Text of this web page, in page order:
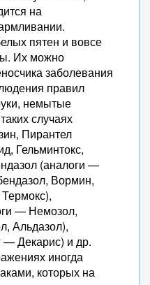
на
пятен и вовсе
Их можно
заболевания
правил
немытые
случаях
Пирантел
Гельминтокс,
(аналоги —
Вормин,
— Немозол,
Альдазол),
— Декарис) и др.
иногда
которых на